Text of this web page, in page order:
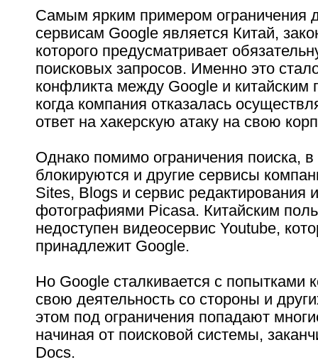
Самым ярким примером ограничения
сервисам Google является Китай,
которого предусматривает
поисковых запросов. Именно это
конфликта между Google и китайским
когда компания отказалась
ответ на хакерскую атаку на свою
Однако помимо ограничения поиска, в
блокируются и другие сервисы
Sites, Blogs и сервис редактирования
фотографиями Picasa. Китайским
недоступен видеосервис Youtube,
принадлежит Google.
Но Google сталкивается с попытками
свою деятельность со стороны и
этом под ограничения попадают
начиная от поисковой системы,
Docs.